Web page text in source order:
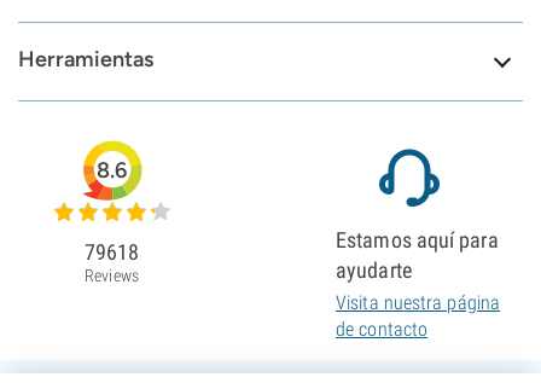
Herramientas
8.6
79618
Reviews
Estamos aquí para
ayudarte
Visita nuestra página
de contacto